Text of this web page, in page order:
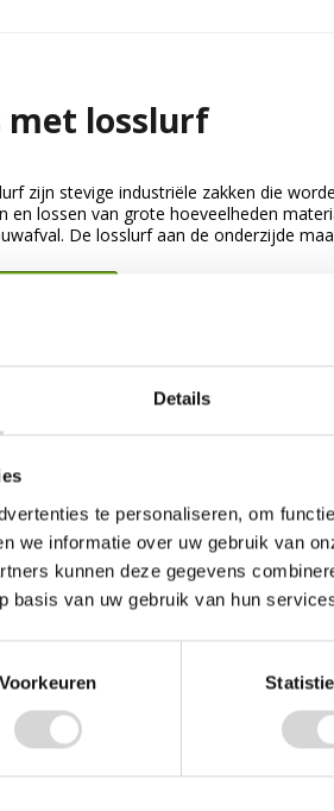
Details
te personaliseren, om
we informatie over uw gebruik van
kunnen deze gegevens
basis van uw gebruik van hun
Voorkeuren
met losslurf
zijn stevige industriële zakken die
en lossen van grote hoeveelheden
De losslurf aan de onderzijde